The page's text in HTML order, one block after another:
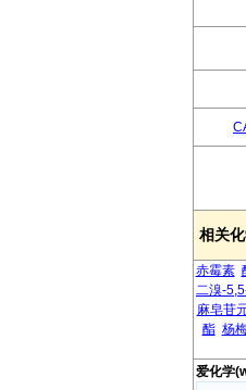
相关
赤霉素
二溴-
麻皂苷
酯 杨
爱化学